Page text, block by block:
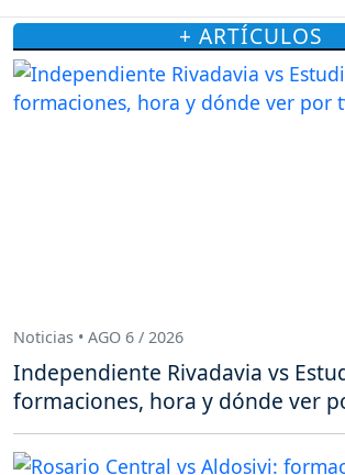
+ ARTÍCULOS
Noticias • AGO 6 / 2026
Independiente Rivadavia vs
formaciones, hora y dónde ver